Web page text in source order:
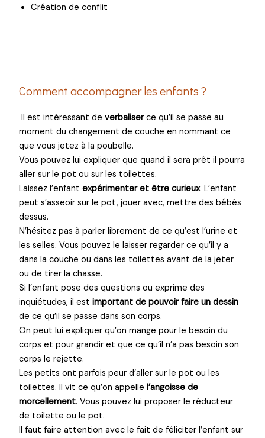
Création de conflit
Comment accompagner les enfants ?
Il est intéressant deverbaliserce qu’il se passe au
moment du changement de couche en nommant ce
que vous jetez à la poubelle.
Vous pouvez lui expliquer que quand il sera prêt il pourra
aller sur le pot ou sur les toilettes.
Laissez l’enfantexpérimenter et être curieux. L’enfant
peut s’asseoir sur le pot, jouer avec, mettre des bébés
dessus.
N’hésitez pas à parler librement de ce qu’est l’urine et
les selles. Vous pouvez le laisser regarder ce qu’il y a
dans la couche ou dans les toilettes avant de la jeter
ou de tirer la chasse.
Si l’enfant pose des questions ou exprime des
inquiétudes, il estimportant de pouvoir faire un dessin
de ce qu’il se passe dans son corps.
On peut lui expliquer qu’on mange pour le besoin du
corps et pour grandir et que ce qu’il n’a pas besoin son
corps le rejette.
Les petits ont parfois peur d’aller sur le pot ou les
toilettes. Il vit ce qu’on appellel’angoisse de
morcellement. Vous pouvez lui proposer le réducteur
de toilette ou le pot.
Il faut faire attention avec le fait de féliciter l’enfant sur